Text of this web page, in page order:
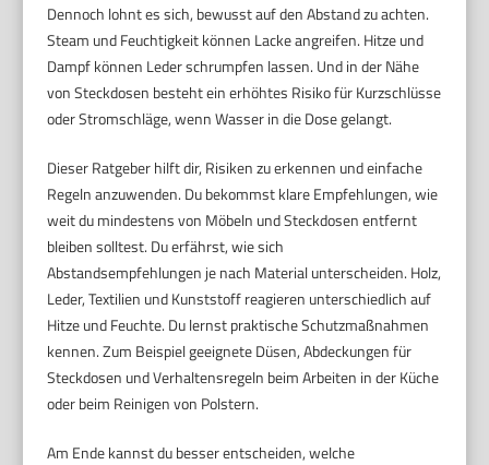
Dennoch lohnt es sich, bewusst auf den Abstand zu achten.
Steam und Feuchtigkeit können Lacke angreifen. Hitze und
Dampf können Leder schrumpfen lassen. Und in der Nähe
von Steckdosen besteht ein erhöhtes Risiko für Kurzschlüsse
oder Stromschläge, wenn Wasser in die Dose gelangt.
Dieser Ratgeber hilft dir, Risiken zu erkennen und einfache
Regeln anzuwenden. Du bekommst klare Empfehlungen, wie
weit du mindestens von Möbeln und Steckdosen entfernt
bleiben solltest. Du erfährst, wie sich
Abstandsempfehlungen je nach Material unterscheiden. Holz,
Leder, Textilien und Kunststoff reagieren unterschiedlich auf
Hitze und Feuchte. Du lernst praktische Schutzmaßnahmen
kennen. Zum Beispiel geeignete Düsen, Abdeckungen für
Steckdosen und Verhaltensregeln beim Arbeiten in der Küche
oder beim Reinigen von Polstern.
Am Ende kannst du besser entscheiden, welche